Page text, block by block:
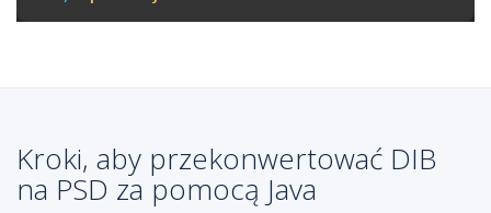
Kroki, aby przekonwertować DIB
na PSD za pomocą Java